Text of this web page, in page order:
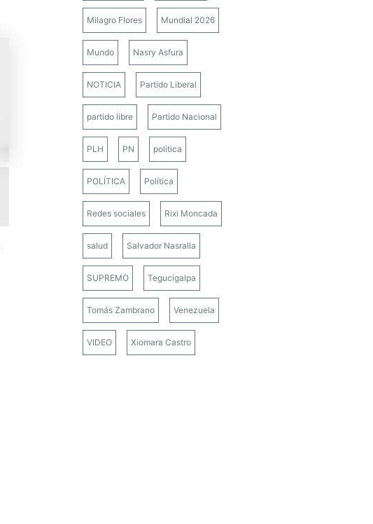
Milagro Flores Mundial 2026
Mundo Nasry Asfura
NOTICIA Partido Liberal
partido libre Partido Nacional
PLH PN politica
POLÍTICA Política
Redes sociales Rixi Moncada
salud Salvador Nasralla
SUPREMO Tegucigalpa
Tomás Zambrano Venezuela
VIDEO Xiomara Castro